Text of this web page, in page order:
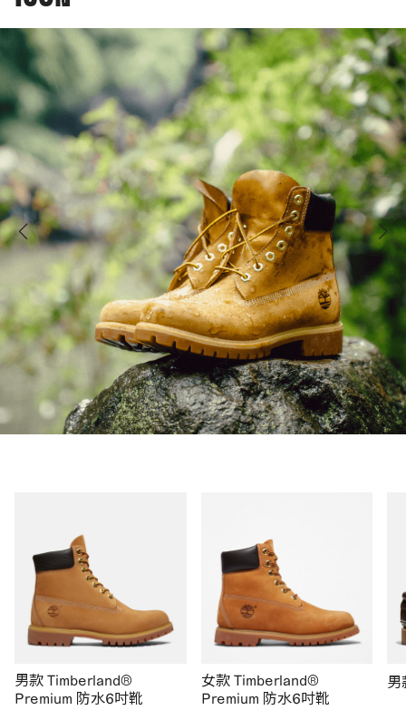
男款 Timberland®
Premium 防水6吋靴
女款 Timberland®
Premium 防水6吋靴
男